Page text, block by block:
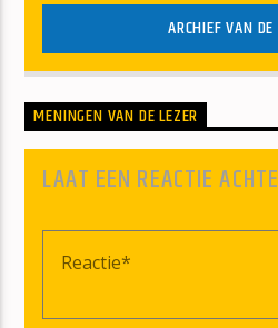
ARCHIEF VAN
MENINGEN VAN DE LEZER
LAAT EEN REACTIE